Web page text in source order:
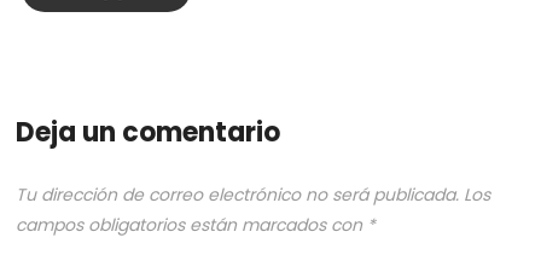
Deja un comentario
Tu dirección de correo electrónico no será publicada. Los
campos obligatorios están marcados con *